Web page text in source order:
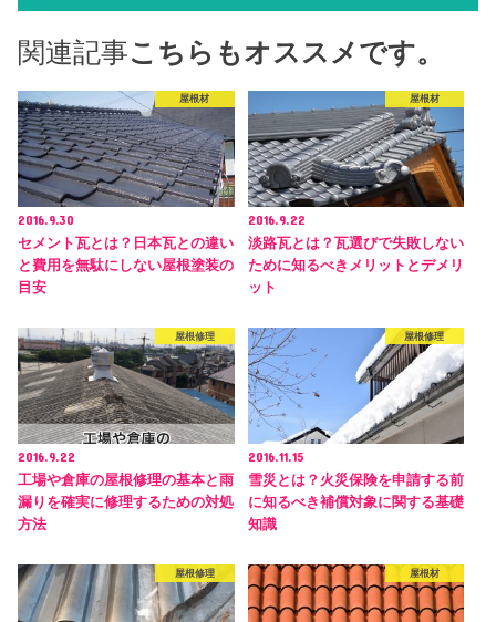
関連記事こちらもオススメです。
屋根材
2016.9.30
セメント瓦とは？日本瓦との違い
と費用を無駄にしない屋根塗装の
目安
屋根材
2016.9.22
淡路瓦とは？瓦選びで失敗しない
ために知るべきメリットとデメリ
ット
屋根修理
2016.9.22
工場や倉庫の屋根修理の基本と雨
漏りを確実に修理するための対処
方法
屋根修理
2016.11.15
雪災とは？火災保険を申請する前
に知るべき補償対象に関する基礎
知識
屋根修理 屋根材